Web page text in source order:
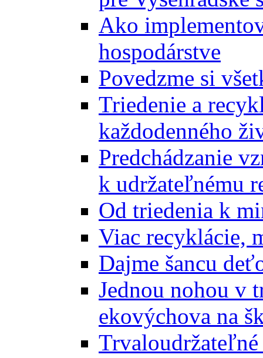
Ako
hospodárstve
Povedzme si
Triedenie a
každodenného
Predchádzanie
k udržateľnému
Od triedenia k
Viac recyklácie,
Dajme šancu
Jednou nohou v
ekovýchova na